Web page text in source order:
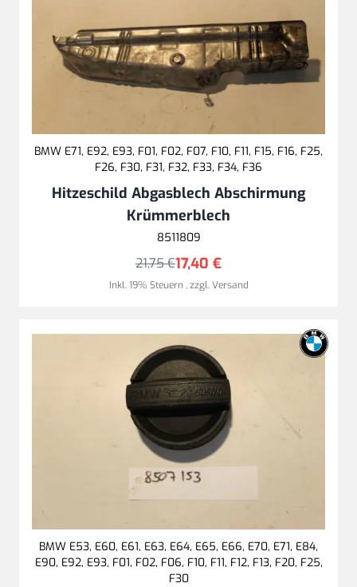
BMW E71, E92, E93, F01, F02, F07, F10, F11, F15, F16, F25,
F26, F30, F31, F32, F33, F34, F36
Hitzeschild Abgasblech Abschirmung
Krümmerblech
8511809
17,40 €
21,75 €
Inkl. 19% Steuern,zzgl.Versand
BMW E53, E60, E61, E63, E64, E65, E66, E70, E71, E84,
E90, E92, E93, F01, F02, F06, F10, F11, F12, F13, F20, F25,
F30